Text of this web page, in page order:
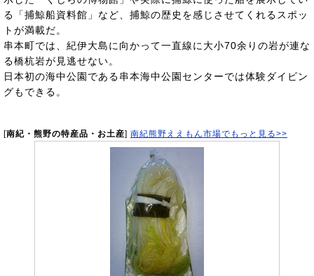
る「捕鯨船資料館」など、捕鯨の歴史を感じさせてくれるスポッ
トが満載だ。
串本町では、紀伊大島に向かって一直線に大小70余りの岩が連な
る橋杭岩が見逃せない。
日本初の海中公園である串本海中公園センターでは体験ダイビン
グもできる。
[南紀・熊野の特産品・お土産] 南紀熊野ええもん市場でもっと見る>>